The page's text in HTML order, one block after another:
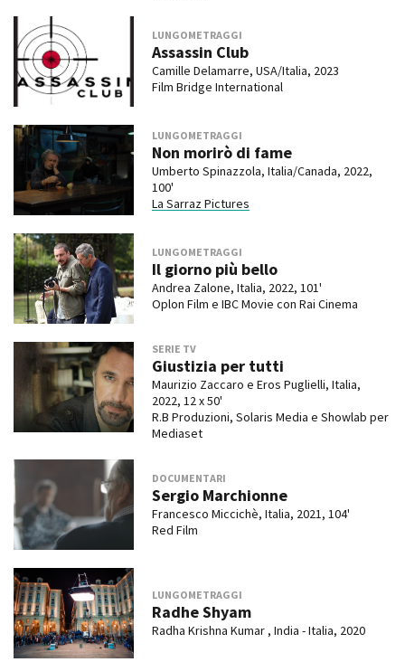
LUNGOMETRAGGI
Assassin Club
Camille Delamarre, USA/Italia, 2023
Film Bridge International
LUNGOMETRAGGI
Non morirò di fame
Umberto Spinazzola, Italia/Canada, 2022,
100'
La Sarraz Pictures
LUNGOMETRAGGI
Il giorno più bello
Andrea Zalone, Italia, 2022, 101'
Oplon Film e IBC Movie con Rai Cinema
SERIE TV
Giustizia per tutti
Maurizio Zaccaro e Eros Puglielli, Italia,
2022, 12 x 50'
R.B Produzioni, Solaris Media e Showlab per
Mediaset
DOCUMENTARI
Sergio Marchionne
Francesco Miccichè, Italia, 2021, 104'
Red Film
LUNGOMETRAGGI
Radhe Shyam
Radha Krishna Kumar , India - Italia, 2020